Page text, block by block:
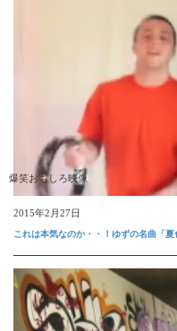
爆笑おもしろ映像
2015年2月27日
これは本気なのか・・！ゆずの名曲「